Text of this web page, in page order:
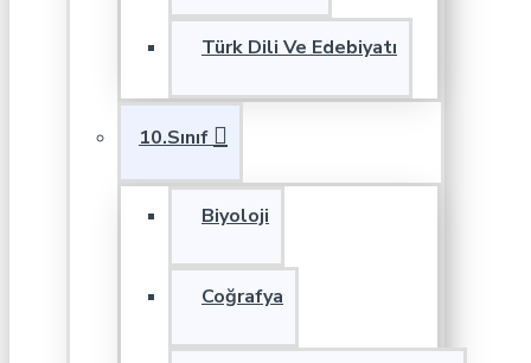
Türk Dili Ve Edebiyatı
10.Sınıf
Biyoloji
Coğrafya